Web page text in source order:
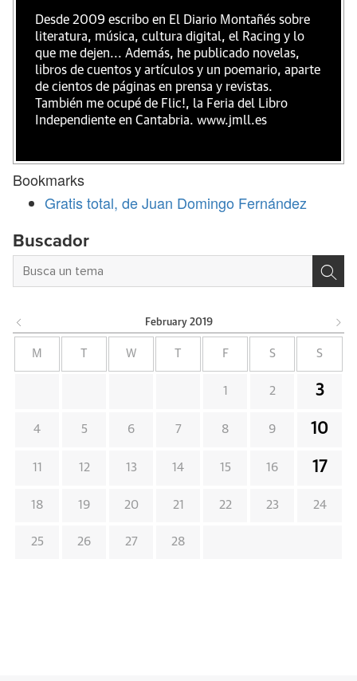
Desde 2009 escribo en El Diario Montañés sobre
literatura, música, cultura digital, el Racing y lo
que me dejen... Además, he publicado novelas,
libros de cuentos y artículos y un poemario, aparte
de cientos de páginas en prensa y revistas.
También me ocupé de Flic!, la Feria del Libro
Independiente en Cantabria. www.jmll.es
Bookmarks
Gratis total, de Juan Domingo Fernández
Buscador
February 2019
M W F S S
1 2 3
4 5 6 7 8 9 10
11 12 13 14 15 16 17
18 19 20 21 22 23 24
25 26 27 28